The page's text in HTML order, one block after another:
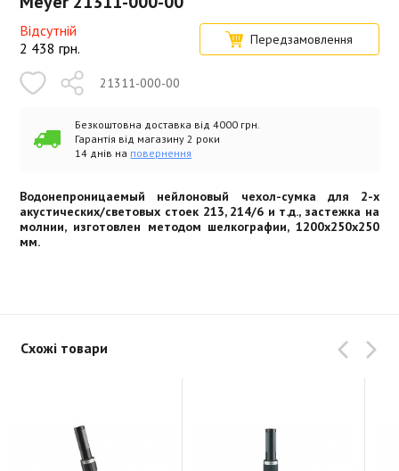
Відсутній
2 438 грн. Передзамовлення
21311-000-00
Безкоштовна доставка від 4000 грн.
Гарантія від магазину 2 роки
14 днів на повернення
Водонепроницаемый нейлоновый чехол-сумка для 2-х
акустических/световых стоек 213, 214/6 и т.д., застежка на
молнии, изготовлен методом шелкографии, 1200x250x250
мм.
Схожі товари